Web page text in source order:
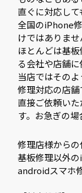
直ぐに対応して
全国のiPhone
けではありませ
ほとんどは基
る会社や店舗に
当店ではその
修理対応の店舗
直接ご依頼い
す。お急ぎの場
修理店様からの
基板修理以外
androidスマホ